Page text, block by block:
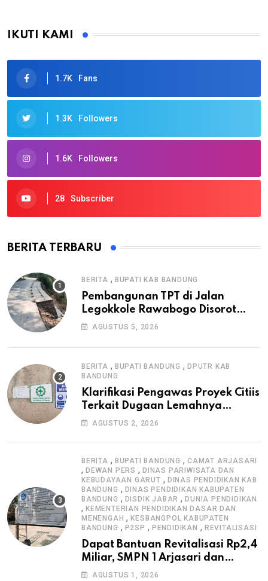
IKUTI KAMI
1.7K Fans
1.3K Followers
1.6K Followers
28 Subscriber
BERITA TERBARU
BERITA , BUPATI KAB BANDUNG
Pembangunan TPT di Jalan
Legokkole Rawabogo Disorot
Warga, Selesai Tanpa Papan
AGUSTUS 5, 2026
BERITA , BUPATI BANDUNG ,DPUTR KAB
BANDUNG
Klarifikasi Pengawas Proyek Citiis
Terkait Dugaan Lemahnya
Pengawasan K3
AGUSTUS 2, 2026
BERITA , BUPATI BANDUNG ,CAMAT ARJASARI
, DEWAN PERS , DINAS PARIWISATA DAN
KEBUDAYAAN GARUT , DINAS PENDIDIKAN KAB
BANDUNG , DINAS PENDIDIKAN KABUPATEN
BANDUNG , DISDIK JABAR ,DUNIA PENDIDIKAN
, KEMENTERIAN PENDIDIKAN DASAR DAN
MENENGAH ,KESBANGPOL KABUPATEN
BANDUNG , P2SP , PENDIDIKAN , REVITALISASI
Dapat Bantuan Revitalisasi Rp2,4
Miliar, SMPN 1 Arjasari dan
Masyarakat Sambut Antusias
AGUSTUS 1, 2026